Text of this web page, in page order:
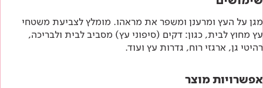
הוראות בטיחות
דף טכני
מגן על העץ ומרענן ומשפר את מראהו. מומלץ לצביעת משטחי
עץ מחוץ לבית, כגון: דקים (סיפוני עץ) מסביב לבית ולבריכה,
רהיטי גן, ארגזי רוח, גדרות עץ ועוד.
אפשרויות מוצר